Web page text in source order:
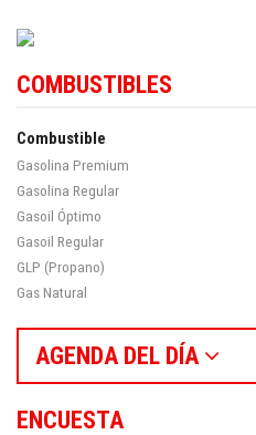
COMBUSTIBLES
Combustible
Gasolina Premium
Gasolina Regular
Gasoil Óptimo
Gasoil Regular
GLP (Propano)
Gas Natural
AGENDA DEL DÍA
ENCUESTA